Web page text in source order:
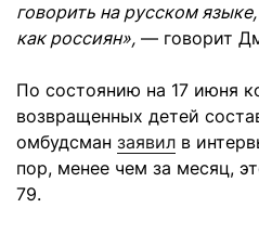
говорить на русском
как россиян», — говорит
По состоянию на 17 июня
возвращенных детей
омбудсман заявил в
пор, менее чем за месяц,
79.